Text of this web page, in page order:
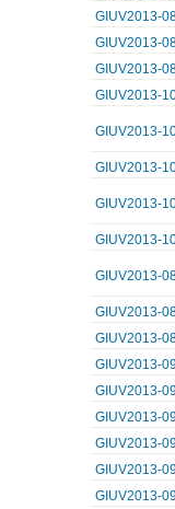
GIUV2013-
GIUV2013-
GIUV2013-
GIUV2013-
GIUV2013-
GIUV2013-
GIUV2013-
GIUV2013-
GIUV2013-
GIUV2013-
GIUV2013-
GIUV2013-
GIUV2013-
GIUV2013-
GIUV2013-
GIUV2013-
GIUV2013-